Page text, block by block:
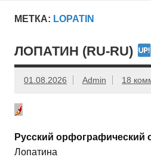
МЕТКА: LOPATIN
ЛОПАТИН (RU-RU)
01.08.2026 Admin 18
Русский орфографический
Лопатина